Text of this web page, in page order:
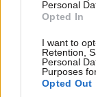
Personal
Opted In
I want to
Retention,
Personal
Purposes
Opted Out
ΕΛΛΑΔΑ Updated